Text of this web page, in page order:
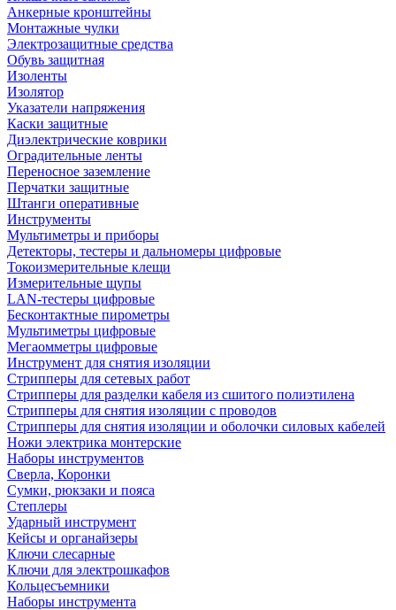
Анкерные кронштейны
Монтажные чулки
Электрозащитные средства
Обувь защитная
Изоленты
Изолятор
Указатели напряжения
Каски защитные
Диэлектрические коврики
Оградительные ленты
Переносное заземление
Перчатки защитные
Штанги оперативные
Инструменты
Мультиметры и приборы
Детекторы, тестеры и дальномеры цифровые
Токоизмерительные клещи
Измерительные щупы
LAN-тестеры цифровые
Бесконтактные пирометры
Мультиметры цифровые
Мегаомметры цифровые
Инструмент для снятия изоляции
Стрипперы для сетевых работ
Стрипперы для разделки кабеля из сшитого полиэтилена
Cтрипперы для снятия изоляции с проводов
Стрипперы для снятия изоляции и оболочки силовых кабелей
Ножи электрика монтерские
Наборы инструментов
Сверла, Коронки
Сумки, рюкзаки и пояса
Степлеры
Ударный инструмент
Кейсы и органайзеры
Ключи слесарные
Ключи для электрошкафов
Кольцесъемники
Наборы инструмента